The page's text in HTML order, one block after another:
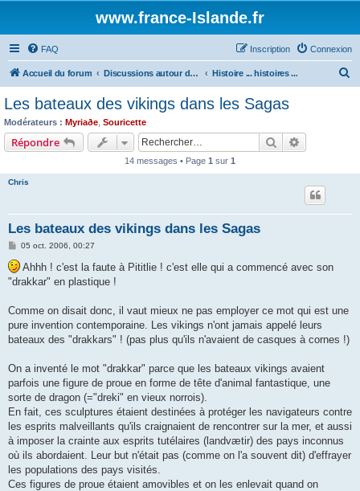
www.france-Islande.fr
FAQ Connexion
Inscription
Accueil du forum Discussions autour de l'Islande Histoire ... histoires ...
Les bateaux des vikings dans les Sagas
Modérateurs : Myriaðe Souricette
Répondre Rechercher
14 messages • Page 1 sur 1
Chris
Les bateaux des vikings dans les Sagas
M
s
s
a
05 oct. 2006, 00:27
Ahhh ! c'est la faute à Pititlie ! c'est elle qui a commencé avec son
"drakkar" en plastique !
Comme on disait donc, il vaut mieux ne pas employer ce mot qui est une
pure invention contemporaine. Les vikings n'ont jamais appelé leurs
bateaux des "drakkars" ! (pas plus qu'ils n'avaient de casques à cornes !)
On a inventé le mot "drakkar" parce que les bateaux vikings avaient
parfois une figure de proue en forme de tête d'animal fantastique, une
sorte de dragon (="dreki" en vieux norrois).
En fait, ces sculptures étaient destinées à protéger les navigateurs contre
les esprits malveillants qu'ils craignaient de rencontrer sur la mer, et aussi
à imposer la crainte aux esprits tutélaires (landvætir) des pays inconnus
où ils abordaient. Leur but n'était pas (comme on l'a souvent dit) d'effrayer
les populations des pays visités.
Ces figures de proue étaient amovibles et on les enlevait quand on